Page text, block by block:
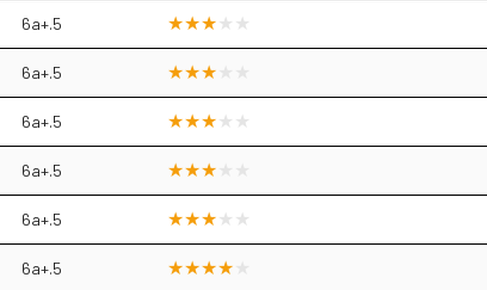
6a+.5
6a+.5
6a+.5
6a+.5
6a+.5
6a+.5